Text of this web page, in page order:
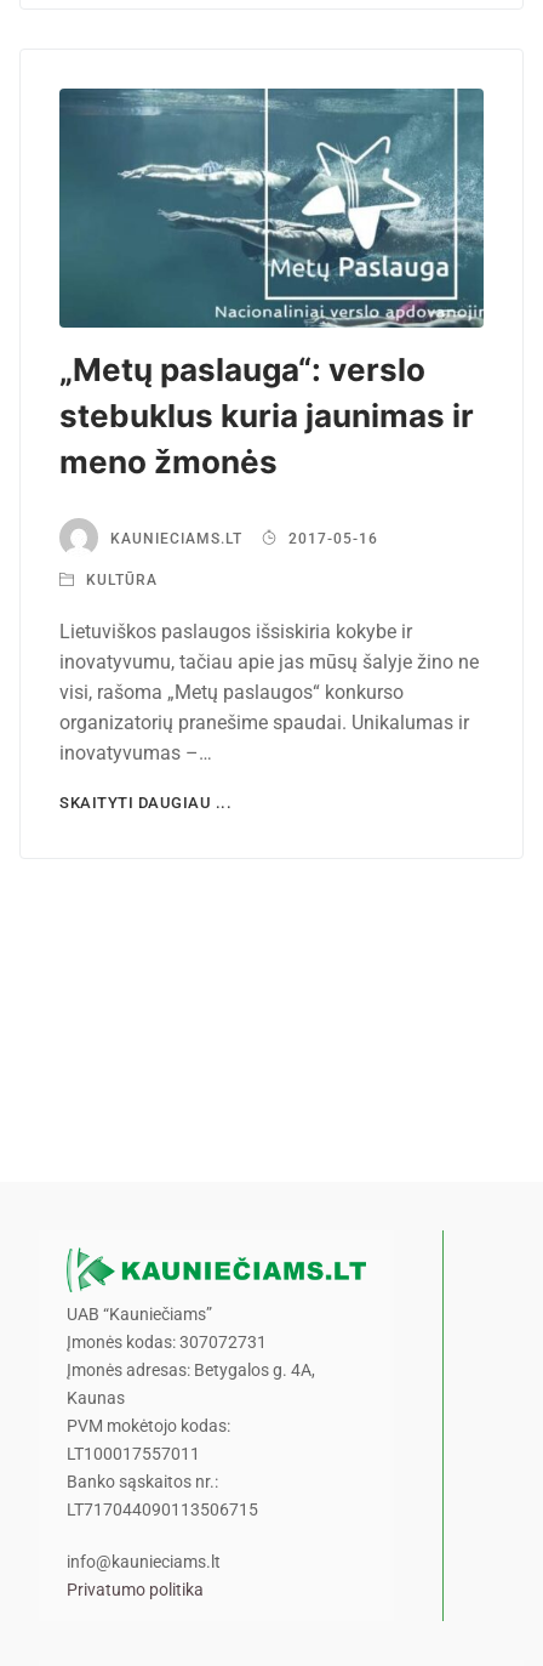
„Metų paslauga“: verslo
stebuklus kuria jaunimas ir
meno žmonės
KAUNIECIAMS.LT 2017-05-16
KULTŪRA
Lietuviškos paslaugos išsiskiria kokybe ir
inovatyvumu, tačiau apie jas mūsų šalyje žino ne
visi, rašoma „Metų paslaugos“ konkurso
organizatorių pranešime spaudai. Unikalumas ir
inovatyvumas –…
SKAITYTI DAUGIAU ...
UAB “Kauniečiams”
Įmonės kodas: 307072731
Įmonės adresas: Betygalos g. 4A,
Kaunas
PVM mokėtojo kodas:
LT100017557011
Banko sąskaitos nr.:
LT717044090113506715
info@kaunieciams.lt
Privatumo politika